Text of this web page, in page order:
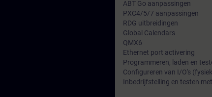
ABT Go aanpassingen
PXC4/5/7 aanpassingen
RDG uitbreidingen
Global Calendars
QMX6
Ethernet port activering
Programmeren, laden en
Configureren van I/O's
Inbedrijfstelling en testen